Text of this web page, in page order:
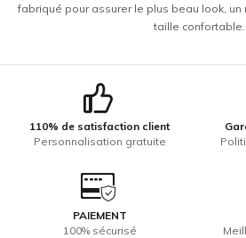
fabriqué pour assurer le plus beau look, un
taille confortable.
110% de satisfaction client
Personnalisation gratuite
PAIEMENT
100% sécurisé